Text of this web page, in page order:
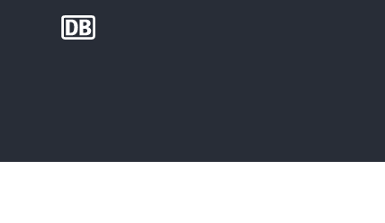
DB Group